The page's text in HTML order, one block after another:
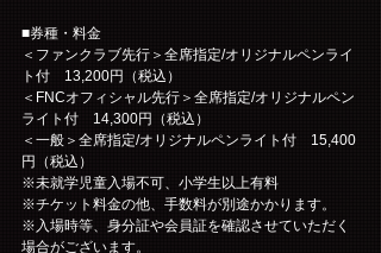
■券種・料金
＜ファンクラブ先行＞全席指定/オリジナルペンライ
ト付　13,200円（税込）
＜FNCオフィシャル先行＞全席指定/オリジナルペン
ライト付　14,300円（税込）
＜一般＞全席指定/オリジナルペンライト付　15,400
円（税込）
※未就学児童入場不可、小学生以上有料
※チケット料金の他、手数料が別途かかります。
※入場時等、身分証や会員証を確認させていただく
場合がございます。